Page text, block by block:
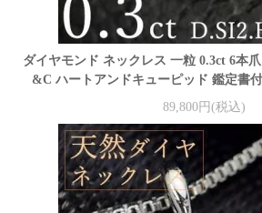
ダイヤモンド ネックレス 一粒 0.3ct 6本
&C ハートアンドキューピッド 鑑定書
89,800円(税込)